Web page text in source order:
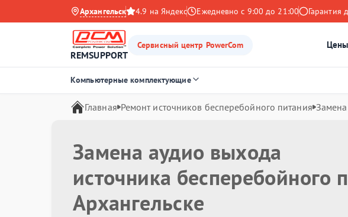
Архангельск 4.9 на Яндекс Ежедневно с 9:00 до 21:00 Гарантия
REMSUPPORT
Сервисный центр PowerCom Цены
Компьютерные комплектующие
Главная Ремонт источников бесперебойного питания
Замена аудио выхода
источника бесперебойного
Архангельске